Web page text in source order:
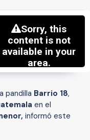
pandilla Barrio 18,
en el
informó este